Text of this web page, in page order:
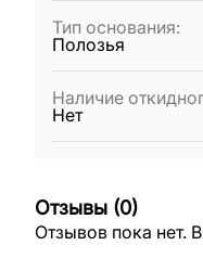
Тип основания:
Полозья
Наличие
Нет
Отзывы (0)
Отзывов пока нет.